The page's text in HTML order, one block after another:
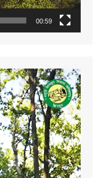
00:59